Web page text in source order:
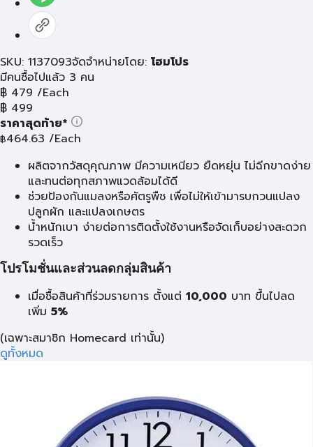
SKU: 1137093จัดจำหน่ายโดย: โฮมโปร
มีคนซื้อไปแล้ว 3 คน
฿ 479 /Each
฿ 499
ราคาสุดท้าย*
฿464.63 /Each
ผลิตจากวัสดุคุณภาพ มีความเหนียว ยืดหยุ่น ไม่ฉีกขาดง่าย
และทนต่อทุกสภาพแวดล้อมได้ดี
ช่วยป้องกันแมลงหรือศัตรูพืช เพื่อไม่ให้เข้ามารบกวนแปลง
ปลูกผัก และแปลงเกษตร
น้ำหนักเบา ง่ายต่อการติดตั้งใช้งานหรือจัดเก็บอย่างสะดวก
รวดเร็ว
โปรโมชั่นและส่วนลดกลุ่มสินค้า
เมื่อซื้อสินค้าที่ร่วมรายการ ตั้งแต่ 10,000 บาท ขึ้นไปลด
เพิ่ม 5%
(เฉพาะสมาชิก Homecard เท่านั้น)
ดูทั้งหมด